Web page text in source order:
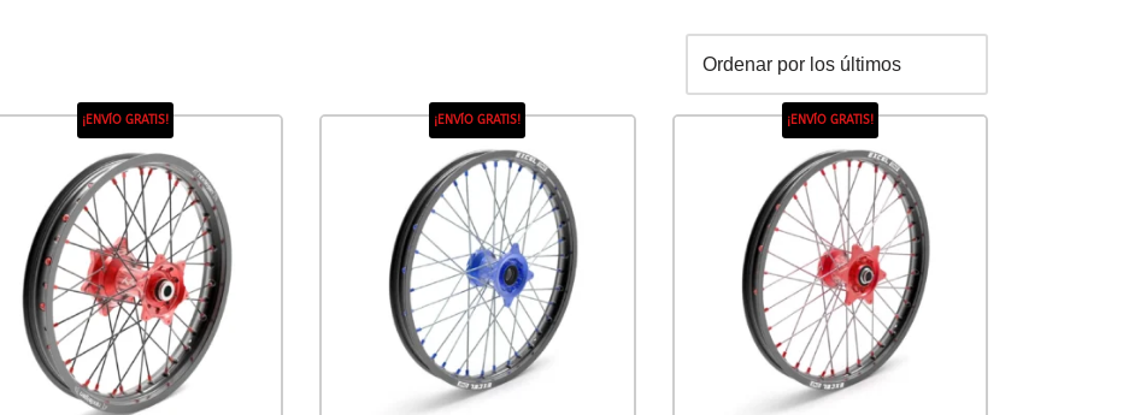
¡ENVÍO GRATIS! ¡ENVÍO GRATIS! ¡ENVÍO GRATIS!